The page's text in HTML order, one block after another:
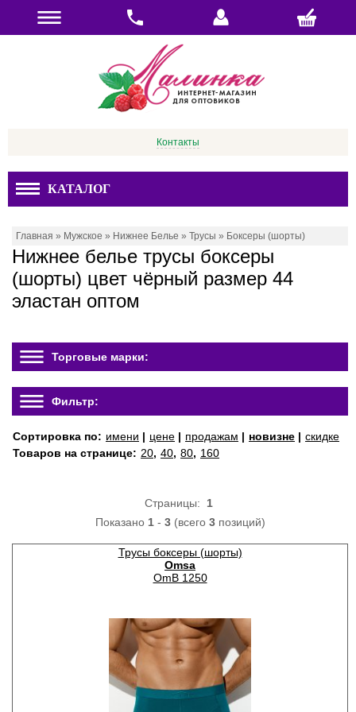
Контакты
КАТАЛОГ
Главная » Мужское » Нижнее Белье » Трусы » Боксеры (шорты)
Нижнее белье трусы боксеры
(шорты) цвет чёрный размер 44
эластан оптом
Торговые марки:
Фильтр:
Сортировка по: имени | цене | продажам | новизне | скидке
Товаров на странице: 20, 40, 80, 160
Страницы: 1
Показано 1- 3(всего 3позиций)
Трусы боксеры (шорты)
Omsa
OmB 1250